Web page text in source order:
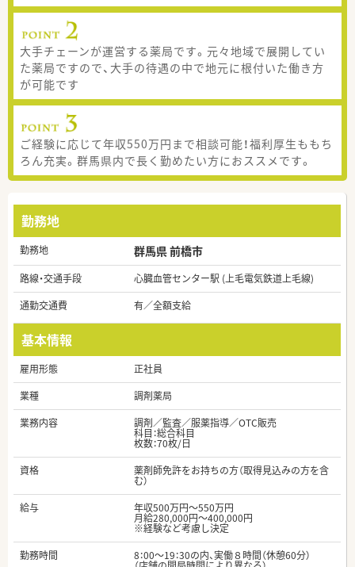
大手チェーンが運営する薬局です。元々地域で展開してい
た薬局ですので、大手の待遇の中で地元に根付いた働き方
が可能です
ご経験に応じて年収550万円まで相談可能！福利厚生ももち
ろん充実。群馬県内で長く勤めたい方におススメです。
勤務地
勤務地 群馬県 前橋市
路線・交通手段
心臓血管センター駅 (上毛電気鉄道上毛線)
通勤交通費
有／全額支給
基本情報
雇用形態
正社員
業種
調剤薬局
業務内容
調剤／監査／服薬指導／OTC販売
科目：総合科目
枚数：70枚/日
資格
薬剤師免許をお持ちの方（取得見込みの方を含
む）
給与
年収500万円～550万円
月給280,000円～400,000円
※経験など考慮し決定
勤務時間
8：00～19：30の内、実働８時間（休憩60分）